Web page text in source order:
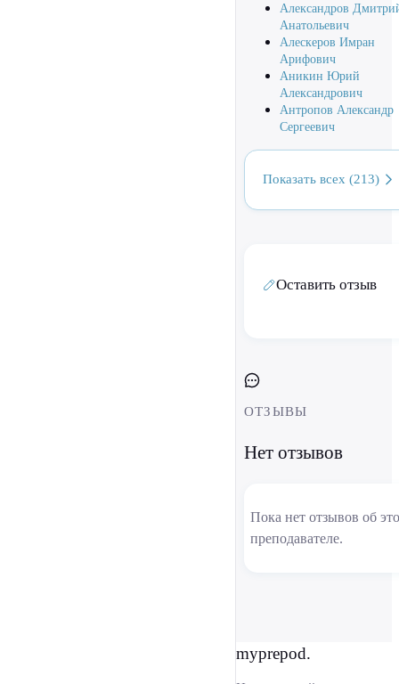
Александров
Анатольевич
Алескеров Имран
Арифович
Аникин Юрий
Александрович
Антропов Александр
Сергеевич
Показать всех (213)
Оставить отзыв
ОТЗЫВЫ
Нет отзывов
Пока нет отзывов об
преподавателе.
myprepod.